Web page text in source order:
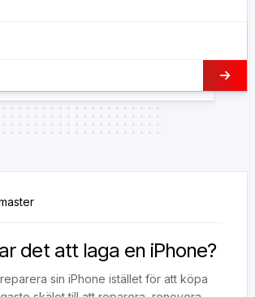
det att laga en iPhone?
sin iPhone istället för att köpa